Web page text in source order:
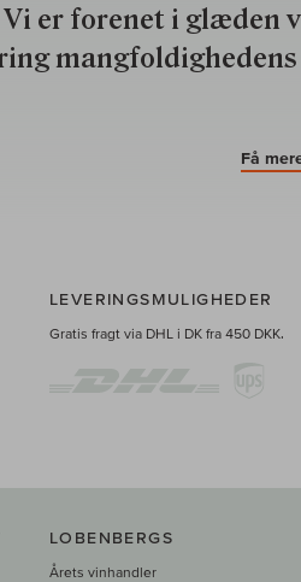
er forenet i glæden
mangfoldighedens
Få
LEVERINGSMULIGHEDER
Gratis fragt via DHL i DK fra 450 DKK.
LOBENBERGS
Årets vinhandler